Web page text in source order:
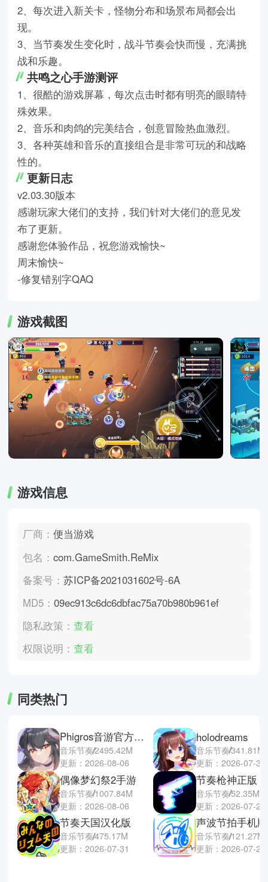
2、每次进入新关卡，怪物分布和场景布局都会出
现。
3、当节奏发生变化时，战斗节奏会快而慢，充满挑
战和乐趣。
共鸣之心手游测评
1、很酷的游戏屏幕，每次点击时都有明亮的眼睛特
殊效果。
2、音乐和肉鸽的完美结合，创意冒险热血激烈。
3、各种英雄和音乐的直接组合是非常可玩的和战略
性的。
更新日志
v2.03.30版本
感谢玩家大佬们的支持，我们针对大佬们的意见发
布了更新。
感谢您体验作品，祝您游戏愉快~
周末愉快~
-修复错别字QAQ
游戏截图
游戏信息
厂商：便当游戏
包名：com.GameSmith.ReMix
备案号：苏ICP备2021031602号-6A
MD5：09ec913c6dc6dbfac75a70b980b961ef
隐私政策：查看
权限说明：查看
同类热门
Phigros音游官方正版
音乐节奏2495.42M
更新：2026-08-06
偶像梦幻祭2手游
音乐节奏1007.84M
更新：2026-08-06
节奏天国汉化版
音乐节奏475.17M
更新：2026-07-31
holodreams
音乐节奏341.81M
更新：2026-07-30
节奏枪神正版
音乐节奏52.35M
更新：2026-07-29
声波节拍手机版
音乐节奏121.27M
更新：2026-07-24